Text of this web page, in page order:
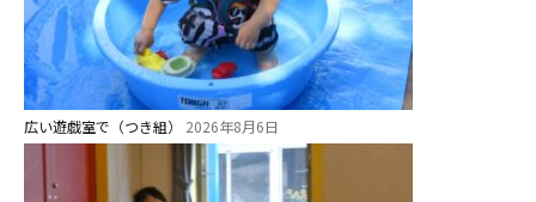
広い遊戯室で（つき組） 2026年8月6日
社会福祉法人野田福祉会